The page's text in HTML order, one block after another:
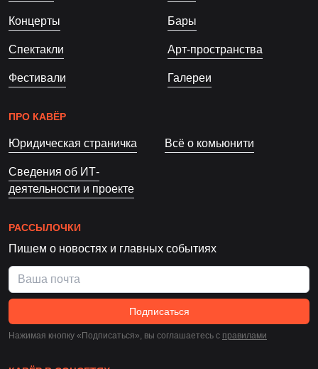
Концерты
Спектакли
Фестивали
Бары
Арт-пространства
Галереи
ПРО КАВЁР
Юридическая страничка Всё о комьюнити
Сведения об ИТ-
деятельности и проекте
РАССЫЛОЧКИ
Пишем о новостях и главных событиях
Подписаться
Нажимая кнопку «Подписаться», вы соглашаетесь c правилами